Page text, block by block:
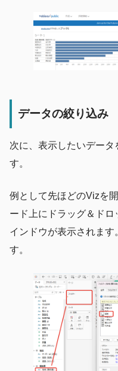
データの絞り込み
次に、表示したいデータ
す。
例として先ほどのVizを
ード上にドラッグ＆ド
インドウが表示されます
す。